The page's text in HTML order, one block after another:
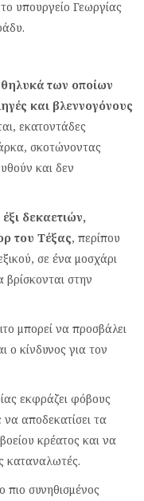
υπουργείο Γεωργίας
θηλυκά των οποίων
και βλεννογόνους
εκατοντάδες
σκοτώνοντας
και δεν
δεκαετιών,
του Τέξας, περίπου
σε ένα μοσχάρι
στην
μπορεί να προσβάλει
ο κίνδυνος για τον
εκφράζει φόβους
αποδεκατίσει τα
κρέατος και να
καταναλωτές.
συνηθισμένος